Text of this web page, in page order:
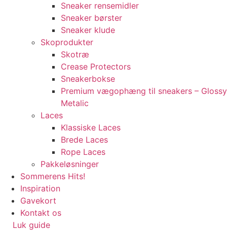
Sneaker rensemidler
Sneaker børster
Sneaker klude
Skoprodukter
Skotræ
Crease Protectors
Sneakerbokse
Premium vægophæng til sneakers – Glossy
Metalic
Laces
Klassiske Laces
Brede Laces
Rope Laces
Pakkeløsninger
Sommerens Hits!
Inspiration
Gavekort
Kontakt os
Luk guide